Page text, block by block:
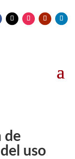
de
uso